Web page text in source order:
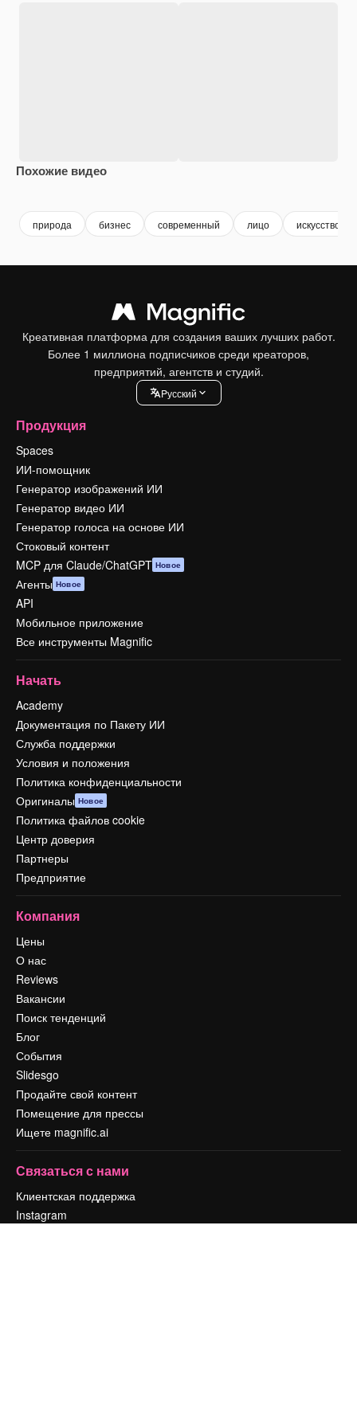
Похожие видео
природа бизнес современный лицо искусство
Креативная платформа для создания ваших лучших работ.
Более 1 миллиона подписчиков среди креаторов,
предприятий, агентств и студий.
Pусский
Продукция
Spaces
ИИ-помощник
Генератор изображений ИИ
Генератор видео ИИ
Генератор голоса на основе ИИ
Стоковый контент
MCP для Claude/ChatGPT Новое
Агенты Новое
API
Мобильное приложение
Все инструменты Magnific
Начать
Academy
Документация по Пакету ИИ
Служба поддержки
Условия и положения
Политика конфиденциальности
Оригиналы Новое
Политика файлов cookie
Центр доверия
Партнеры
Предприятие
Компания
Цены
О нас
Reviews
Вакансии
Поиск тенденций
Блог
События
Slidesgo
Продайте свой контент
Помещение для прессы
Ищете magnific.ai
Связаться с нами
Клиентская поддержка
Instagram